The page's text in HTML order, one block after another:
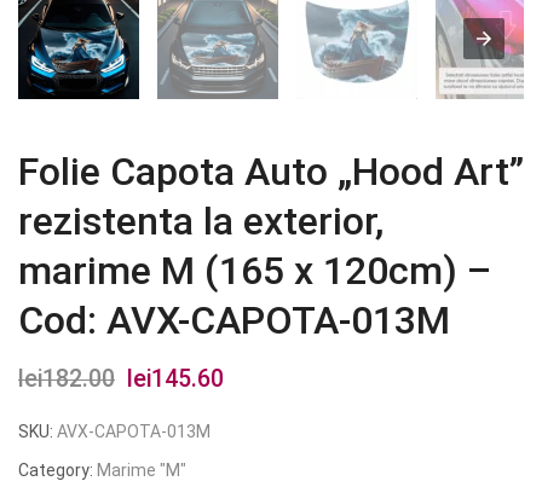
Folie Capota Auto „Hood Art”
rezistenta la exterior,
marime M (165 x 120cm) –
Cod: AVX-CAPOTA-013M
lei182.00
Prețul
inițial
a
lei145.60
SKU: AVX-CAPOTA-013M
Category: Marime "M"